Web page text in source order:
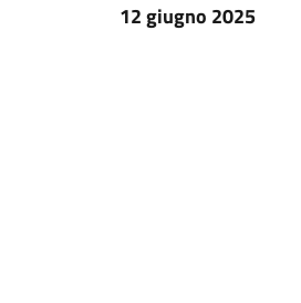
12 giugno 2025